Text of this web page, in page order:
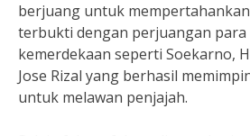
berjuang untuk
terbukti dengan perjuangan para
kemerdekaan seperti Soekarno,
Jose Rizal yang berhasil
untuk melawan penjajah.